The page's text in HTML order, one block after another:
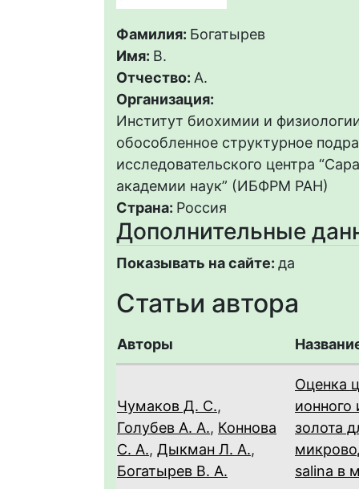
Фамилия: Богатырев
Имя: В.
Отчество: А.
Организация:
Институт биохимии и
обособленное структурное
исследовательского центра
академии наук” (ИБФРМ РАН)
Страна: Россия
Дополнительные
Показывать на сайте: да
Статьи автора
Авторы
Чумаков Д. С.,
Голубев А. А., Коннова
С. А., Дыкман Л. А.,
Богатырев В. А.
Оценка
ионного
золота
salina в